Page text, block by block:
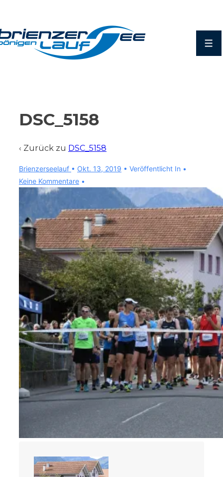
Inhalt
DSC_5158
‹ Zurück zu DSC_5158
Brienzerseelauf • Okt. 13, 2019
Veröffentlicht In
Keine Kommentare